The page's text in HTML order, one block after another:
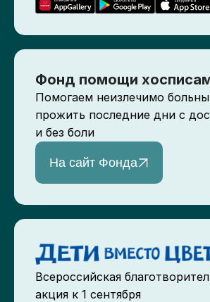
Фонд помощи
Помогаем неизлечимо
прожить последние дни с
и без боли
На сайт Фонда
Всероссийская
акция к 1 сентября